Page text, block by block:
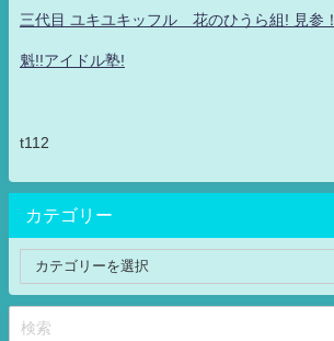
三代目 ユキユキッフル 花のひうら組! 見参！
魁!!アイドル塾!
t112
カテゴリー